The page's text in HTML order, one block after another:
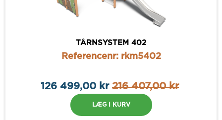
TÅRNSYSTEM 402
Referencenr: rkm5402
126 499,00 kr 216 407,00 kr
LÆG I KURV